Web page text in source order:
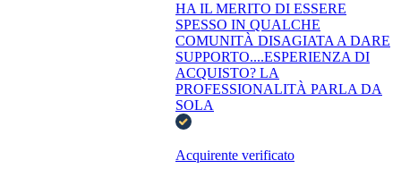
HA IL MERITO DI ESSERE
SPESSO IN QUALCHE
COMUNITÀ DISAGIATA A DARE
SUPPORTO....ESPERIENZA DI
ACQUISTO? LA
PROFESSIONALITÀ PARLA DA
SOLA
Acquirente verificato